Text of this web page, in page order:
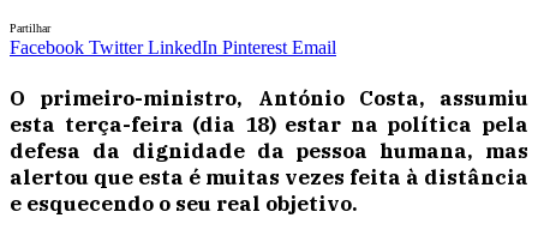
Partilhar
Facebook Twitter LinkedIn Pinterest Email
O primeiro-ministro, António Costa, assumiu
esta terça-feira (dia 18) estar na política pela
defesa da dignidade da pessoa humana, mas
alertou que esta é muitas vezes feita à distância
e esquecendo o seu real objetivo.